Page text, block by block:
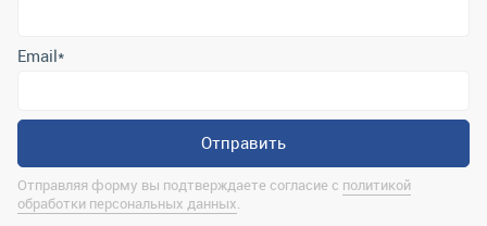
Контактная информация
marina@uralrsmiass.ru